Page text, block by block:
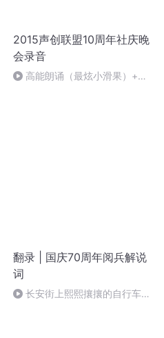
2015声创联盟10周年社庆晚
会录音
高能朗诵（最炫小滑果）+祝
翻录 | 国庆70周年阅兵解说
词
长安街上熙熙攘攘的自行车流